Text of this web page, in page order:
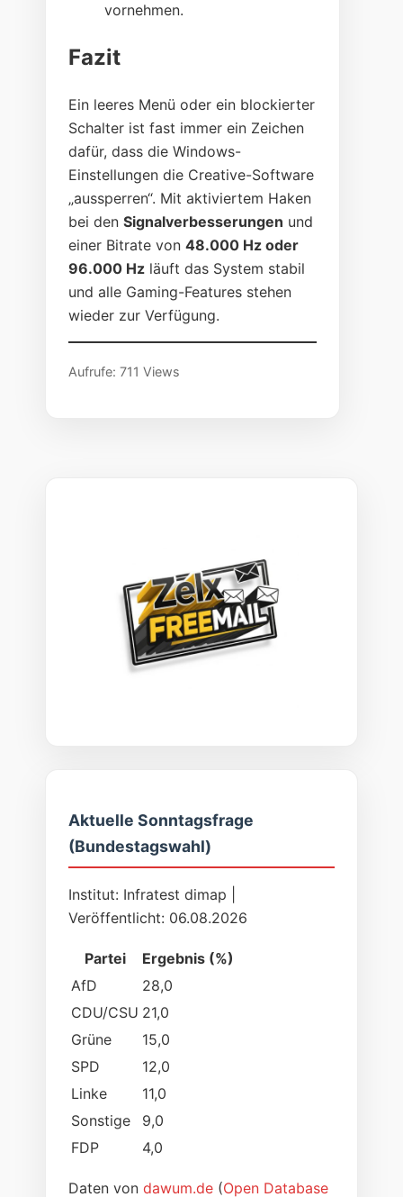
vornehmen.
Fazit
Ein leeres Menü oder ein blockierter
Schalter ist fast immer ein Zeichen
dafür, dass die Windows-
Einstellungen die Creative-Software
„aussperren“. Mit aktiviertem Haken
bei denSignalverbesserungen und
einer Bitrate von48.000 Hz oder
96.000 Hz läuft das System stabil
und alle Gaming-Features stehen
wieder zur Verfügung.
Aufrufe: 711 Views
Aktuelle Sonntagsfrage
(Bundestagswahl)
Institut: Infratest dimap |
Veröffentlicht: 06.08.2026
Partei
Ergebnis (%)
AfD
28,0
CDU/CSU 21,0
Grüne
15,0
SPD
12,0
Linke
11,0
Sonstige
9,0
FDP
4,0
Daten vondawum.de (Open Database